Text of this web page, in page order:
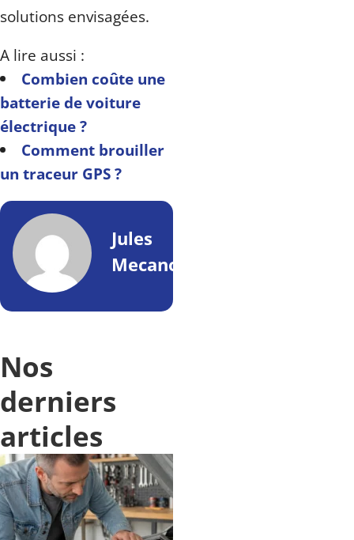
solutions envisagées.
A lire aussi :
Combien coûte une
batterie de voiture
électrique ?
Comment brouiller
un traceur GPS ?
Jules
Mecano
Nos
derniers
articles